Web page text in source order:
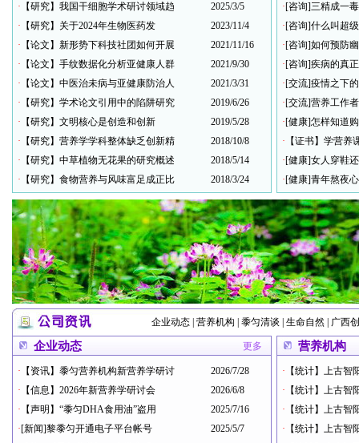
· 【研究】我国干细胞学术研讨领域趋
2025/3/5
· 【研究】关于2024年生物医药发
2023/11/4
· 【论文】新形势下科技社团如何开展
2021/11/16
· 【论文】手纹数据化分析亚健康人群
2021/9/30
· 【论文】中医治未病与亚健康防治人
2021/3/31
· 【研究】学术论文引用中的陷阱研究
2019/6/26
· 【研究】文明核心是创造和创新
2019/5/28
· 【研究】营养学学科整体缺乏创新精
2018/10/8
· 【研究】中草植物无花果的研究概述
2018/5/14
· 【研究】食物营养与风味富足成正比 2018/3/24
·[咨询]三精成一
·[咨询]什么叫超
·[咨询]如何预防
·[咨询]疾病的真
·[交流]疫情之下
·[交流]营养工作
·[健康]怎样知道
· 【证书】学营养
·[健康]女人穿鞋
·[健康]青年熬夜
企业动态 营养机构 黍匀清谈 生命自然 广西
企业动态 更多
· 【资讯】黍匀营养机构新营养学研讨
2026/7/28
· 【信息】2026年新营养学研讨会
2026/6/8
· 【声明】“黍匀DHA食用油”盗用
2025/7/16
·[新闻]黎黍匀开通电子平台帐号
2025/5/7
营养机构
· 【统计】上古智
· 【统计】上古智
· 【统计】上古智
· 【统计】上古智